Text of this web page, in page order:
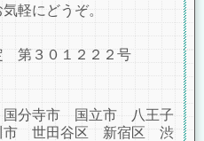
軽にどうぞ。
第３０１２２２号
分寺市 国立市 八王子
世田谷区 新宿区 渋